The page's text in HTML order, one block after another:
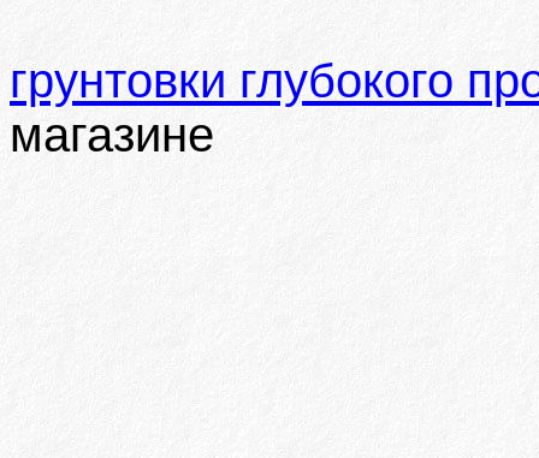
грунтовки глубокого
магазине